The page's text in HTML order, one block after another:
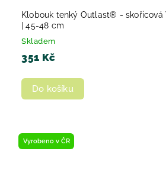
Klobouk tenký Outlast® - skořicová
| 45-48 cm
Skladem
351 Kč
Do košíku
Vyrobeno v ČR